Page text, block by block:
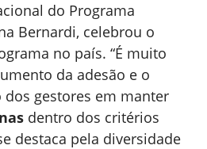
do Programa
Bernardi, celebrou o
no país. “É muito
da adesão e o
gestores em manter
dentro dos critérios
destaca pela diversidade